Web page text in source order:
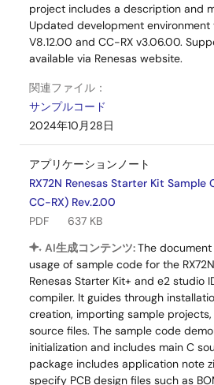
project includes a description and
Updated development environment
V8.12.00 and CC-RX v3.06.00.
available via Renesas website.
関連ファイル：
サンプルコード
2024年10月28日
アプリケーションノート
RX72N Renesas Starter Kit Sample
CC-RX) Rev.2.00
PDF
637 KB
AI生成コンテンツ:The
usage of sample code for the
Renesas Starter Kit+ and e2 studio
compiler. It guides through
creation, importing sample
source files. The sample code
initialization and includes main C
package includes application note
specify PCB design files such as